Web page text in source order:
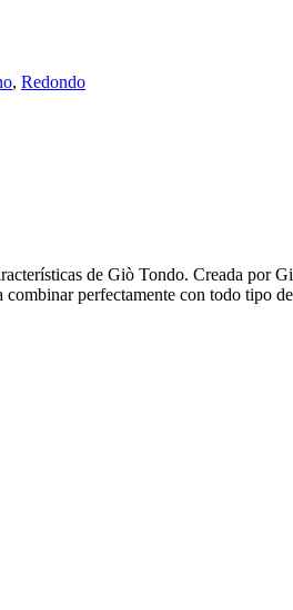
, Redondo
de Giò Tondo. Creada por
perfectamente con todo tipo